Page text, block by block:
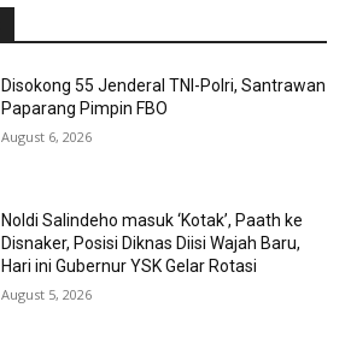
Disokong 55 Jenderal TNI-Polri, Santrawan
Paparang Pimpin FBO
August 6, 2026
Noldi Salindeho masuk ‘Kotak’, Paath ke
Disnaker, Posisi Diknas Diisi Wajah Baru,
Hari ini Gubernur YSK Gelar Rotasi
August 5, 2026